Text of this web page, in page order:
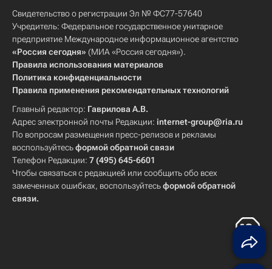
Свидетельство о регистрации Эл № ФС77-57640
Учредитель: Федеральное государственное унитарное
предприятие Международное информационное агентство
«Россия сегодня» (МИА «Россия сегодня»).
Правила использования материалов
Политика конфиденциальности
Правила применения рекомендательных технологий
Главный редактор: Гаврилова А.В.
Адрес электронной почты Редакции: internet-group@ria.ru
По вопросам размещения пресс-релизов и рекламы
воспользуйтесьформой обратной связи
Телефон Редакции: 7 (495) 645-6601
Чтобы связаться с редакцией или сообщить обо всех
замеченных ошибках, воспользуйтесьформой обратной
связи.